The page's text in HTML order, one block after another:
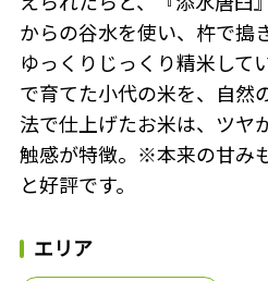
からの谷水を使い、杵で搗
ゆっくりじっくり精米して
で育てた小代の米を、自然
法で仕上げたお米は、ツヤ
触感が特徴。※本来の甘み
と好評です。
エリア